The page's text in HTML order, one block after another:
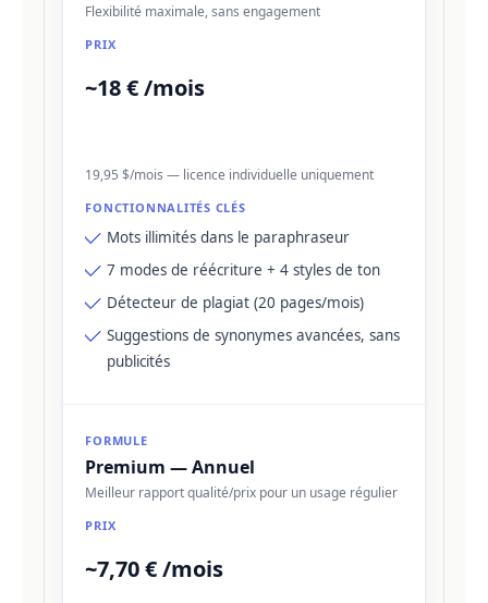
Flexibilité maximale, sans engagement
~18 € /mois
19,95 $/mois — licence individuelle uniquement
Mots illimités dans le paraphraseur
7 modes de réécriture + 4 styles de ton
Détecteur de plagiat (20 pages/mois)
Suggestions de synonymes avancées, sans
publicités
Premium — Annuel
Meilleur rapport qualité/prix pour un usage régulier
~7,70 € /mois